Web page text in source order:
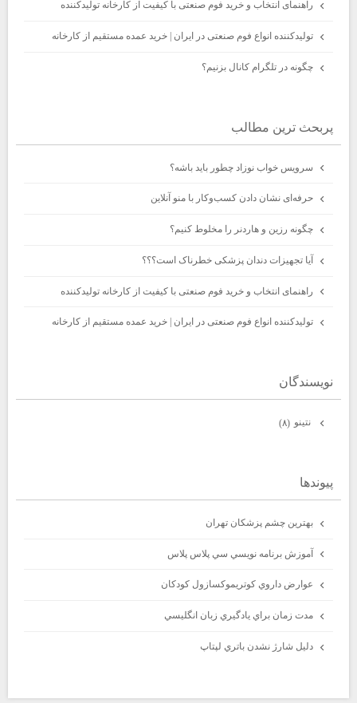
راهنمای انتخاب و خرید فوم صنعتی با کیفیت از کارخانه تولیدکننده
تولیدکننده انواع فوم صنعتی در ایران | خرید عمده مستقیم از کارخانه
چگونه در تلگرام کانال بزنیم؟
پربحث ترين مطالب
سرویس خواب نوزاد چطور باید باشه؟
حرفه‌ای نشان دادن کسب‌وکار با منو آنلاین
چگونه رزین و هاردنر را مخلوط کنیم؟
آیا تجهیزات دندان پزشکی خطرناک است؟؟؟
راهنمای انتخاب و خرید فوم صنعتی با کیفیت از کارخانه تولیدکننده
تولیدکننده انواع فوم صنعتی در ایران | خرید عمده مستقیم از کارخانه
نويسندگان
نتينو (۸)
پيوندها
بهترين چشم پزشكان تهران
آموزش برنامه نويسي سي پلاس پلاس
عوارض داروي كوتريموكسازول كودكان
مدت زمان براي يادگيري زبان انگليسي
دليل شارژ نشدن باتري لپتاپ